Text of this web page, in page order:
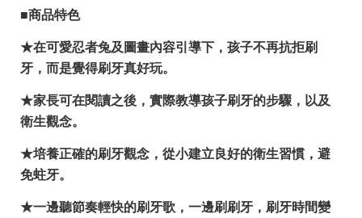
■商品特色
★在可愛忍者兔及圖畫內容引導下，孩子不再抗拒刷
牙，而是覺得刷牙真好玩。
★家長可在閱讀之後，實際教導孩子刷牙的步驟，以及
衛生觀念。
★培養正確的刷牙觀念，從小建立良好的衛生習慣，避
免蛀牙。
★一邊聽節奏輕快的刷牙歌，一邊刷刷牙，刷牙時間變